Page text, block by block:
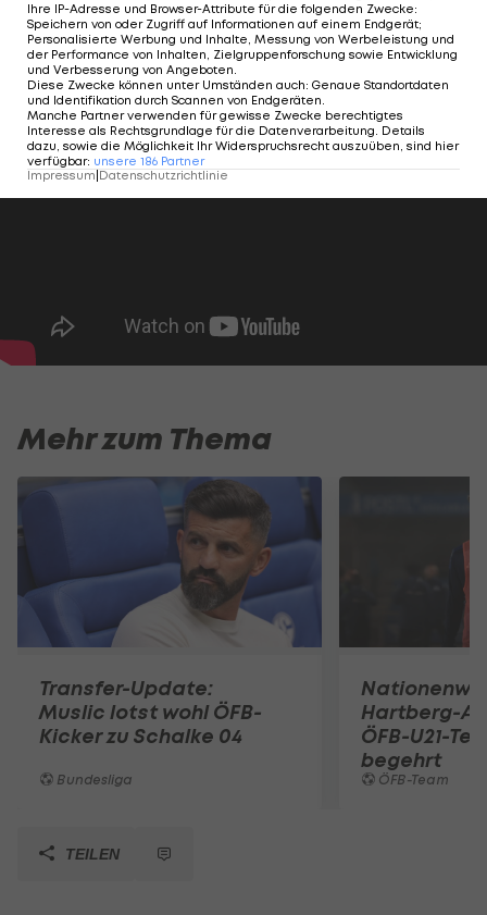
Bundesliga
Mehr zum Thema
Transfer-Update:
Muslic lotst wohl ÖFB-
Kicker zu Schalke 04
Bundesliga
Hartberg-
ÖFB-U21-
begehrt
ÖFB-Team
TEILEN
Ihre IP-Adresse und Browser-Attribute für die folgenden Zwecke:
Speichern von oder Zugriff auf Informationen auf einem Endgerät;
Personalisierte Werbung und Inhalte, Messung von Werbeleistung und
der Performance von Inhalten, Zielgruppenforschung sowie Entwicklung
und Verbesserung von Angeboten
Diese Zwecke können unter Umständen auch: Genaue Standortdaten
und Identifikation durch Scannen von Endgeräten
Manche Partner verwenden für gewisse Zwecke berechtigtes
Interesse als Rechtsgrundlage für die Datenverarbeitung. Details
dazu, sowie die Möglichkeit Ihr Widerspruchsrecht auszuüben, sind hier
verfügbar: unsere 186 Partner
Impressum|Datenschutzrichtlinie